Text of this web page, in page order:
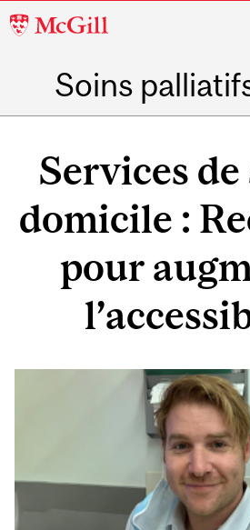
McGill
Soins
navigationServices de
domicile :
pour